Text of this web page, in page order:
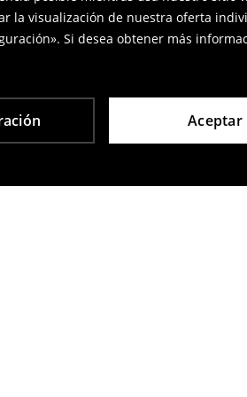
la visualización de nuestra oferta
Si desea obtener más
Aceptar